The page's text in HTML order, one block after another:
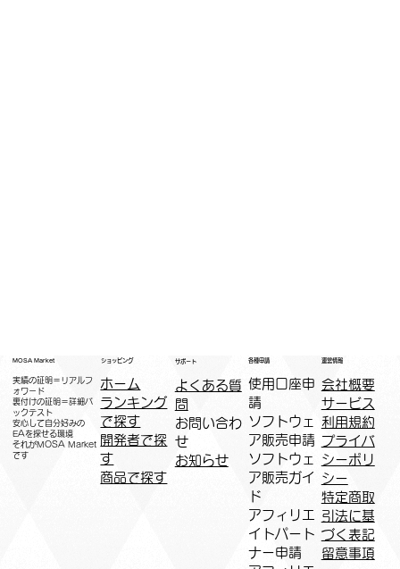
MOSA Market
実績の証明＝リアルフ
ォワード
裏付けの証明＝詳細バ
ックテスト
安心して自分好みの
EAを探せる環境
​それがMOSA Market
です
ショッピング
ホーム
ランキング
で探す
開発者で探
す
商品で探す
サポート
よくある質
問
お問い合わ
せ
お知らせ
各種申請
​使用口座申
請
ソフトウェ
ア販売申請
ソフトウェ
ア販売ガイ
ド
アフィリエ
イトパート
ナー申請​
運営情報
会社概要
サービス
利用規約
プライバ
シーポリ
シー
特定商取
引法に基
づく表記
​留意事項